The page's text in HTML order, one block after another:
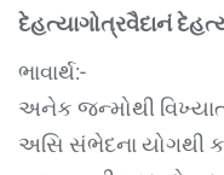
દેહત્યાગોત્રવૈદાનં
ભાવાર્થ:-
અનેક જન્મોથી
અસિ સંભેદના યોગથી